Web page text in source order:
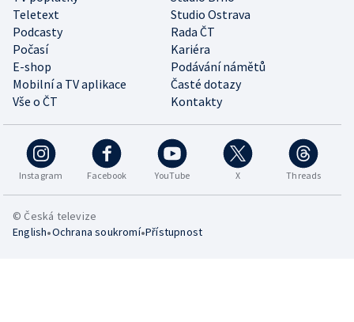
Teletext
Studio Ostrava
Podcasty
Rada ČT
Počasí
Kariéra
E-shop
Podávání námětů
Mobilní a TV aplikace
Časté dotazy
Vše o ČT
Kontakty
Instagram Facebook YouTube X Threads
© Česká televize
English•Ochrana soukromí•Přístupnost